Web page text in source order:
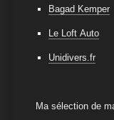
Bagad Kemper
Le Loft Auto
Unidivers.fr
Ma sélection de